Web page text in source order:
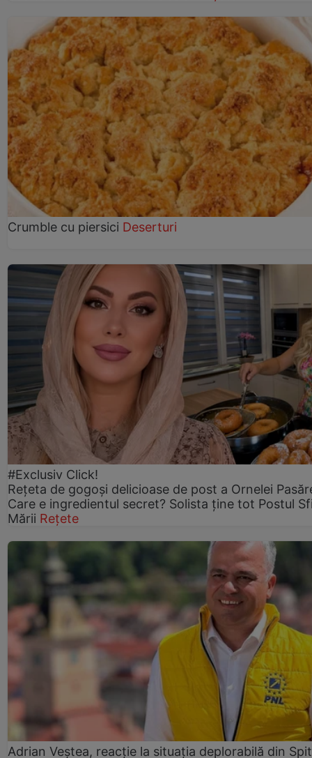
Crumble cu piersici Deserturi
#Exclusiv Click!
Rețeta de gogoşi delicioase de post a Ornelei
Care e ingredientul secret? Solista ține tot Postul
Mării Rețete
Adrian Veștea, reacție la situația deplorabilă din